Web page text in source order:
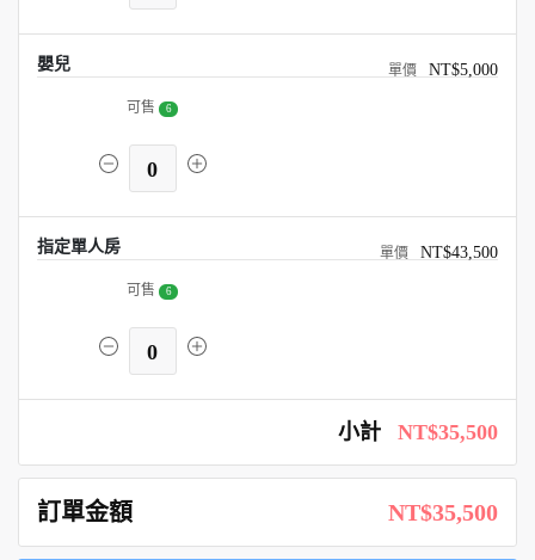
嬰兒 NT$5,000
可售 6
0
指定單人房 NT$43,500
可售 6
0
小計 NT$35,500
訂單金額 NT$35,500